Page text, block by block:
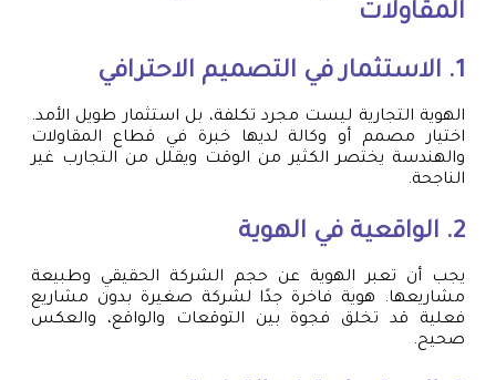
المقاولات
1. الاستثمار في التصميم الاحترافي
الهوية التجارية ليست مجرد تكلفة، بل استثمار طويل الأمد.
اختيار مصمم أو وكالة لديها خبرة في قطاع المقاولات
والهندسة يختصر الكثير من الوقت ويقلل من التجارب غير
الناجحة.
2. الواقعية في الهوية
يجب أن تعبر الهوية عن حجم الشركة الحقيقي وطبيعة
مشاريعها. هوية فاخرة جدًا لشركة صغيرة بدون مشاريع
فعلية قد تخلق فجوة بين التوقعات والواقع، والعكس
صحيح.